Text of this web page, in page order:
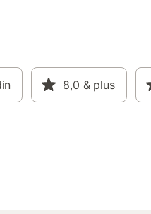
8,0 & plus